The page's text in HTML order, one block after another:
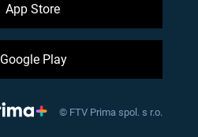
App Store
Google Play
© FTV Prima spol. s r.o.